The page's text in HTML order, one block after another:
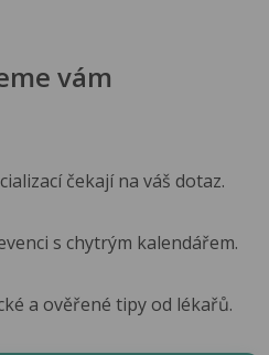
vám
čekají na váš dotaz.
s chytrým kalendářem.
a ověřené tipy od lékařů.